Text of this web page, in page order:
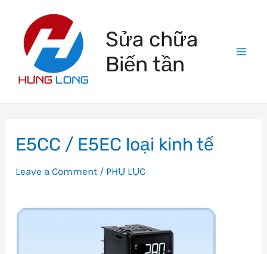
content
Sửa chữa
Biến tần
E5CC / E5EC loại kinh tế
Leave a Comment / PHỤ LỤC